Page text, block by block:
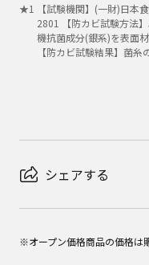
★1
【試験機関】(一財)日本
2801 【防カビ試験方法
機抗菌成分(銀系)を表面
【防カビ試験結果】菌糸
シェアする
※オープン価格商品の価格は